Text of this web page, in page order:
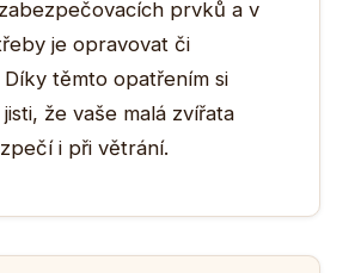
prvků a v
je opravovat či
těmto opatřením si
že vaše malá zvířata
i při větrání.